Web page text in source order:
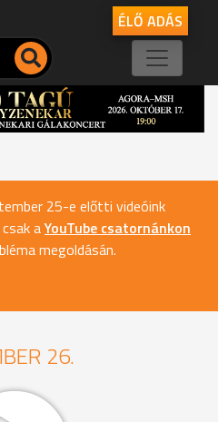
ÉLŐ ADÁS
25-e előtti videóink
aYouTube csatornánkon
megoldásán.
26.